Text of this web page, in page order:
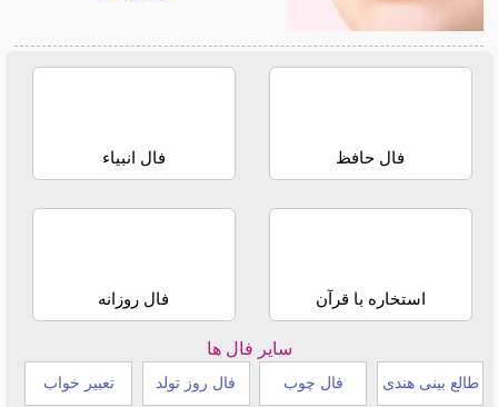
فال حافظ فال انبیاء
استخاره با قرآن فال روزانه
سایر فال ها
طالع بینی هندی فال چوب فال روز تولد تعبیر خواب